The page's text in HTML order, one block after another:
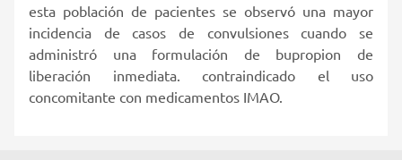
esta población de pacientes se observó una mayor
incidencia de casos de convulsiones cuando se
administró una formulación de bupropion de
liberación inmediata. contraindicado el uso
concomitante con medicamentos IMAO.